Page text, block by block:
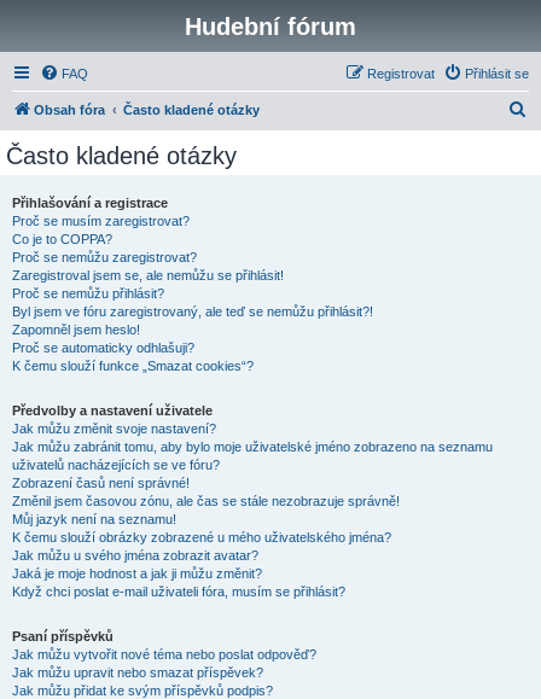
Hudební fórum
FAQ Přihlásit se
Registrovat
Obsah fóra Často kladené otázky
Často kladené otázky
Přihlašování a registrace
Proč se musím zaregistrovat?
Co je to COPPA?
Proč se nemůžu zaregistrovat?
Zaregistroval jsem se, ale nemůžu se přihlásit!
Proč se nemůžu přihlásit?
Byl jsem ve fóru zaregistrovaný, ale teď se nemůžu přihlásit?!
Zapomněl jsem heslo!
Proč se automaticky odhlašuji?
K čemu slouží funkce „Smazat cookies“?
Předvolby a nastavení uživatele
Jak můžu změnit svoje nastavení?
Jak můžu zabránit tomu, aby bylo moje uživatelské jméno zobrazeno na seznamu
uživatelů nacházejících se ve fóru?
Zobrazení časů není správné!
Změnil jsem časovou zónu, ale čas se stále nezobrazuje správně!
Můj jazyk není na seznamu!
K čemu slouží obrázky zobrazené u mého uživatelského jména?
Jak můžu u svého jména zobrazit avatar?
Jaká je moje hodnost a jak ji můžu změnit?
Když chci poslat e-mail uživateli fóra, musím se přihlásit?
Psaní příspěvků
Jak můžu vytvořit nové téma nebo poslat odpověď?
Jak můžu upravit nebo smazat příspěvek?
Jak můžu přidat ke svým příspěvků podpis?